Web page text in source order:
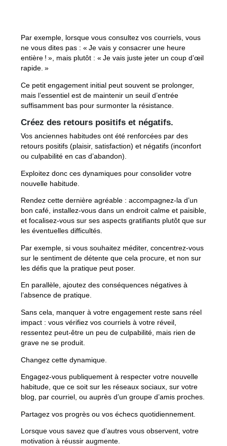
Par exemple, lorsque vous consultez vos courriels, vous
ne vous dites pas : « Je vais y consacrer une heure
entière ! », mais plutôt : « Je vais juste jeter un coup d’œil
rapide. »
Ce petit engagement initial peut souvent se prolonger,
mais l’essentiel est de maintenir un seuil d’entrée
suffisamment bas pour surmonter la résistance.
Créez des retours positifs et négatifs.
Vos anciennes habitudes ont été renforcées par des
retours positifs (plaisir, satisfaction) et négatifs (inconfort
ou culpabilité en cas d’abandon).
Exploitez donc ces dynamiques pour consolider votre
nouvelle habitude.
Rendez cette dernière agréable : accompagnez-la d’un
bon café, installez-vous dans un endroit calme et paisible,
et focalisez-vous sur ses aspects gratifiants plutôt que sur
les éventuelles difficultés.
Par exemple, si vous souhaitez méditer, concentrez-vous
sur le sentiment de détente que cela procure, et non sur
les défis que la pratique peut poser.
En parallèle, ajoutez des conséquences négatives à
l’absence de pratique.
Sans cela, manquer à votre engagement reste sans réel
impact : vous vérifiez vos courriels à votre réveil,
ressentez peut-être un peu de culpabilité, mais rien de
grave ne se produit.
Changez cette dynamique.
Engagez-vous publiquement à respecter votre nouvelle
habitude, que ce soit sur les réseaux sociaux, sur votre
blog, par courriel, ou auprès d’un groupe d’amis proches.
Partagez vos progrès ou vos échecs quotidiennement.
Lorsque vous savez que d’autres vous observent, votre
motivation à réussir augmente.